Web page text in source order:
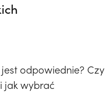
odpowiednie? Czy
jak wybrać